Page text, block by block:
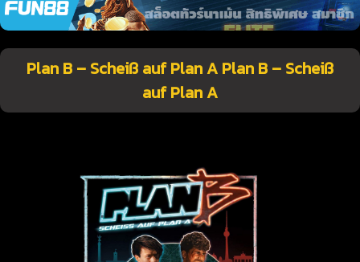
Plan B – Scheiß auf Plan A Plan B – Scheiß
auf Plan A